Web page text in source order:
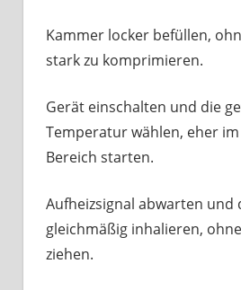
Kammer locker befüllen,
stark zu komprimieren.
Gerät einschalten und die
Temperatur wählen, eher
Bereich starten.
Aufheizsignal abwarten und
gleichmäßig inhalieren,
ziehen.